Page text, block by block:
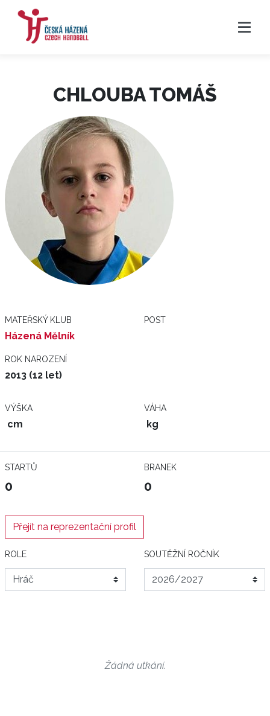
CHLOUBA TOMÁŠ
MATEŘSKÝ KLUB
Házená Mělník
POST
ROK NAROZENÍ
2013 (12 let)
VÝŠKA
cm
VÁHA
kg
STARTŮ
0
BRANEK
0
Přejít na reprezentační profil
ROLE SOUTĚŽNÍ ROČNÍK
Žádná utkání.